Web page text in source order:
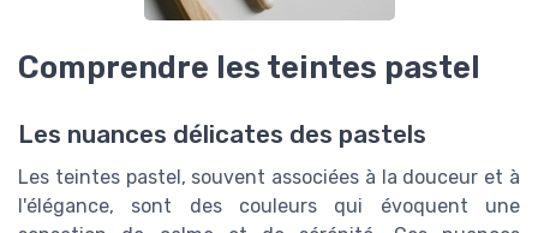
Comprendre les teintes pastel
Les nuances délicates des pastels
Les teintes pastel, souvent associées à la douceur et à
l'élégance, sont des couleurs qui évoquent une